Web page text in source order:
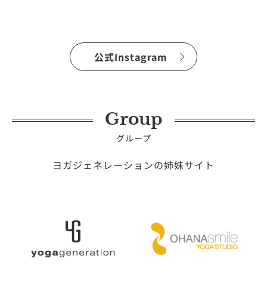
公式Instagram
Group
グループ
ヨガジェネレーションの姉妹サイト